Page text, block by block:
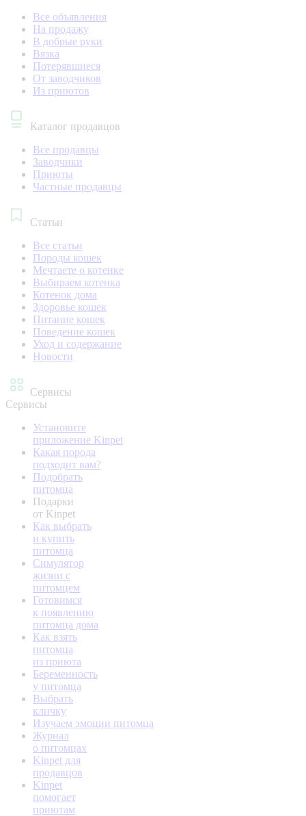
Все объявления
На продажу
В добрые руки
Вязка
Потерявшиеся
От заводчиков
Из приютов
Каталог продавцов
Все продавцы
Заводчики
Приюты
Частные продавцы
Статьи
Все статьи
Породы кошек
Мечтаете о котенке
Выбираем котенка
Котенок дома
Здоровье кошек
Питание кошек
Поведение кошек
Уход и содержание
Новости
Сервисы
Сервисы
Установите
приложение Kinpet
Какая порода
подходит вам?
Подобрать
питомца
Подарки
от Kinpet
Как выбрать
и купить
питомца
Симулятор
жизни с
питомцем
Готовимся
к появлению
питомца дома
Как взять
питомца
из приюта
Беременность
у питомца
Выбрать
кличку
Изучаем эмоции питомца
Журнал
о питомцах
Kinpet для
продавцов
Kinpet
помогает
приютам